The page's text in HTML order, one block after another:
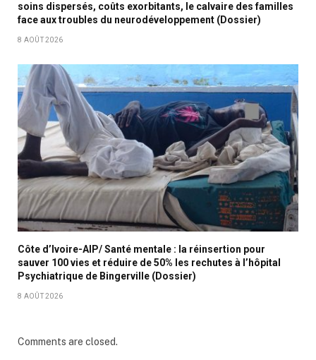
soins dispersés, coûts exorbitants, le calvaire des familles
face aux troubles du neurodéveloppement (Dossier)
8 AOÛT 2026
Côte d’Ivoire-AIP/ Santé mentale : la réinsertion pour
sauver 100 vies et réduire de 50% les rechutes à l’hôpital
Psychiatrique de Bingerville (Dossier)
8 AOÛT 2026
Comments are closed.